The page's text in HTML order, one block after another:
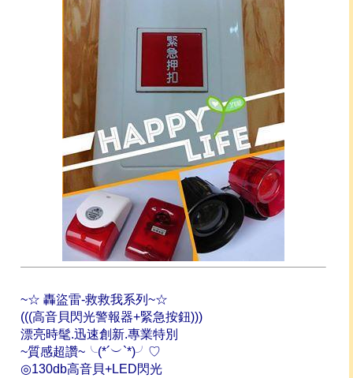
~☆ 轟盜雷-救救我系列~☆
(((高音貝閃光警報器+緊急按鈕)))
漂亮時髦.迅速創新.專業特別
~質感超讚~╰(*´︶`*)╯♡
◎130db高音貝+LED閃光